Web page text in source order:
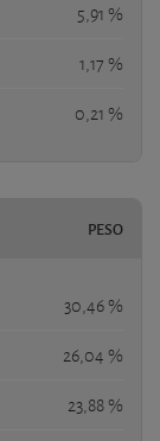
5,91 %
1,17 %
0,21 %
PESO
30,46 %
26,04 %
23,88 %